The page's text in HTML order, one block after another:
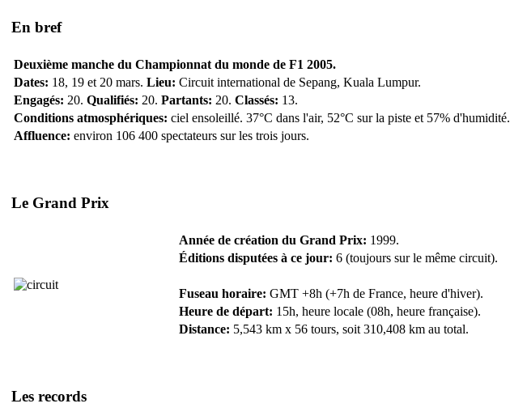
En bref
Deuxième manche du Championnat du monde de F1 2005.
Dates: 18, 19 et 20 mars. Lieu: Circuit international de Sepang, Kuala Lumpur.
Engagés: 20. Qualifiés: 20. Partants: 20. Classés: 13.
Conditions atmosphériques: ciel ensoleillé. 37°C dans l'air, 52°C sur la piste et 57% d'humidité.
Affluence: environ 106 400 spectateurs sur les trois jours.
Le Grand Prix
Année de création du Grand Prix: 1999.
Éditions disputées à ce jour: 6 (toujours sur le même circuit).
Fuseau horaire: GMT +8h (+7h de France, heure d'hiver).
Heure de départ: 15h, heure locale (08h, heure française).
Distance: 5,543 km x 56 tours, soit 310,408 km au total.
Les records